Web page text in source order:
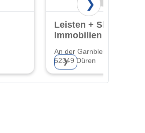
Leisten + Sharif
Immobilien GmbH
An der Garnbleiche 12
52349 Düren
❯
❯